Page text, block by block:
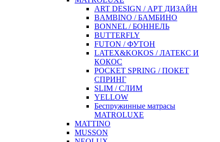
ART DESIGN / АРТ ДИЗАЙН
BAMBINO / БАМБИНО
BONNEL / БОННЕЛЬ
BUTTERFLY
FUTON / ФУТОН
LATEX&KOKOS / ЛАТЕКС И
КОКОС
POCKET SPRING / ПОКЕТ
СПРИНГ
SLIM / СЛИМ
YELLOW
Беспружинные матрасы
MATROLUXE
MATTINO
MUSSON